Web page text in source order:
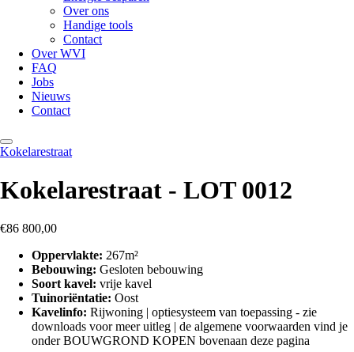
Over ons
Handige tools
Contact
Over WVI
FAQ
Jobs
Nieuws
Contact
Kokelarestraat
Kokelarestraat - LOT 0012
€86 800,00
Oppervlakte: 267m²
Bebouwing: Gesloten bebouwing
Soort kavel: vrije kavel
Tuinoriëntatie: Oost
Kavelinfo: Rijwoning | optiesysteem van toepassing - zie
downloads voor meer uitleg | de algemene voorwaarden vind je
onder BOUWGROND KOPEN bovenaan deze pagina